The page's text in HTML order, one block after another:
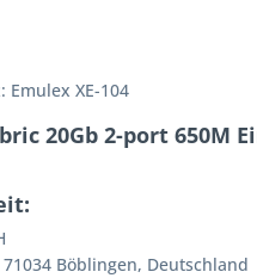
XE-104
20Gb 2-port 650M
Böblingen, Deutschland